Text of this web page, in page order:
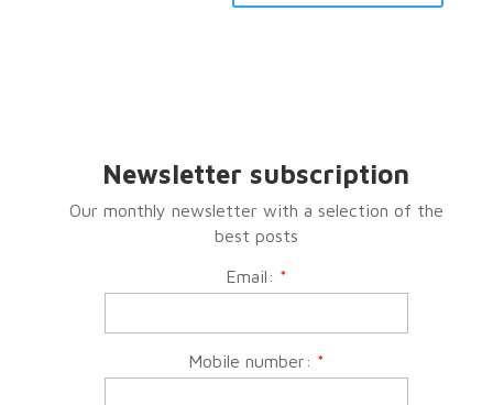
Newsletter subscription
Our monthly newsletter with a selection of the
best posts
Email: *
Mobile number: *